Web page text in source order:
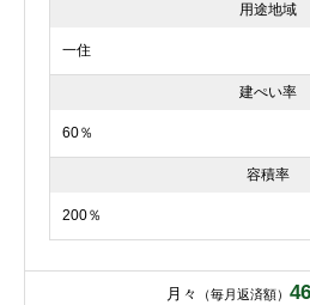
用途地域
一住
建ぺい率
60％
容積率
200％
月々 （毎月返済額）